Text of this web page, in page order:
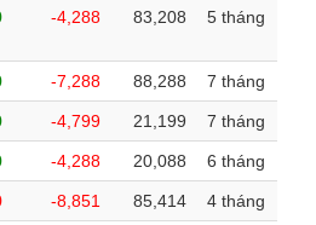
-4,288 83,208 5 tháng
-7,288 88,288 7 tháng
-4,799 21,199 7 tháng
-4,288 20,088 6 tháng
-8,851 85,414 4 tháng